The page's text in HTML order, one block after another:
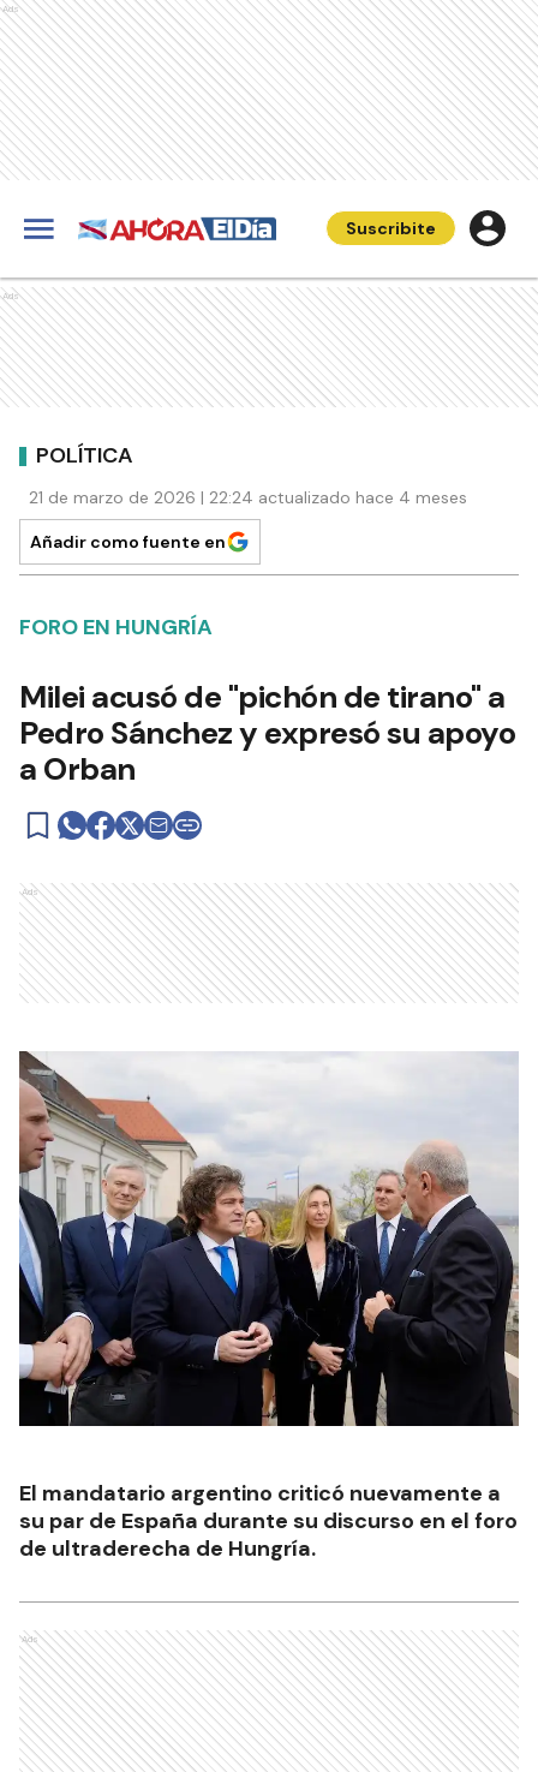
Ads
Suscribite
Ads
POLÍTICA
21 de marzo de 2026 | 22:24 actualizado hace 4 meses
Añadir como fuente en
FORO EN HUNGRÍA
Milei acusó de "pichón de tirano" a
Pedro Sánchez y expresó su apoyo
a Orban
Ads
El mandatario argentino criticó nuevamente a
su par de España durante su discurso en el foro
de ultraderecha de Hungría.
Ads